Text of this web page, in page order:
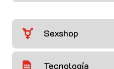
 Sexshop
 Tecnología